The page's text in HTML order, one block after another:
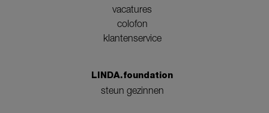
vacatures
colofon
klantenservice
LINDA.foundation
steun gezinnen